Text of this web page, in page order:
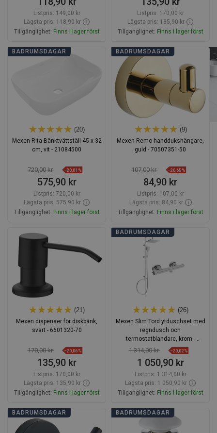
Listpris: 149,00 kr
Lägsta pris: 118,90 kr
Tillgänglighet: Finns i lager först
Lägg i varukorg
Listpris: 170,00 kr
Lägsta pris: 135,90 kr
Tillgänglighet: Finns i lager först
Lägg i varukorg
Favoriter
Jämför
BADRUMSDAGAR
(20)
Mexen Rita Bänktvättställ 45 x 32
cm, vit - 21084500
720,00 kr −20,01%
575,90 kr
Listpris: 720,00 kr
Lägsta pris: 575,90 kr
Tillgänglighet: Finns i lager först
Lägg i varukorg
Favoriter
BADRUMSDAGAR
(9)
Mexen Remo handdukshängare,
guld - 70507351-50
107,00 kr −20,65%
84,90 kr
Listpris: 107,00 kr
Lägsta pris: 84,90 kr
Tillgänglighet: Finns i lager först
Lägg i varukorg
Jämför
(21)
Mexen dispenser för diskbänk,
svart - 6601320-70
170,00 kr −20,06%
135,90 kr
Listpris: 170,00 kr
Lägsta pris: 135,90 kr
Tillgänglighet: Finns i lager först
Lägg i varukorg
BADRUMSDAGAR
(26)
Mexen Slim Tord ytduschset med
regndusch och
termostatblandare, krom -
77105200-00
1 314,00 kr −20,02%
1 050,90 kr
Listpris: 1 314,00 kr
Lägsta pris: 1 050,90 kr
Tillgänglighet: Finns i lager först
Lägg i varukorg
favorite_border Favoriter
Jämför
BADRUMSDAGAR BADRUMSDAGAR